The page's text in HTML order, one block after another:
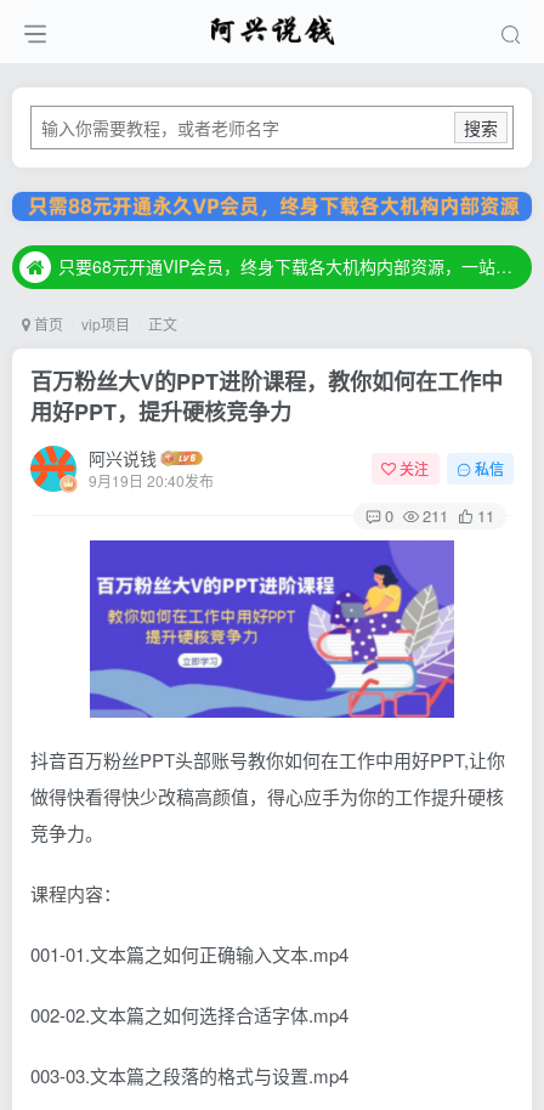
搜索
只要68元开通VIP会员，终身下载各大机构内部资源，一站式草根创业基地，最新最强网赚教程大全，小投入，大回报！
只要68元开通VIP会员，终身下载各大机构内部资源，一站式草根创业基地，最新最强网赚教程大全，小投入，大回报！
只要68元开通VIP会员，终身下载各大机构内部资源，一站式草根创业基地，最新最强网赚教程大全，小投入，大回报！
首页 vip项目 正文
百万粉丝大V的PPT进阶课程，教你如何在工作中
用好PPT，提升硬核竞争力
阿兴说钱
9月19日 20:40发布
关注 私信
0 211 11
抖音百万粉丝PPT头部账号教你如何在工作中用好PPT,让你
做得快看得快少改稿高颜值，得心应手为你的工作提升硬核
竞争力。
课程内容：
001-01.文本篇之如何正确输入文本.mp4
002-02.文本篇之如何选择合适字体.mp4
003-03.文本篇之段落的格式与设置.mp4